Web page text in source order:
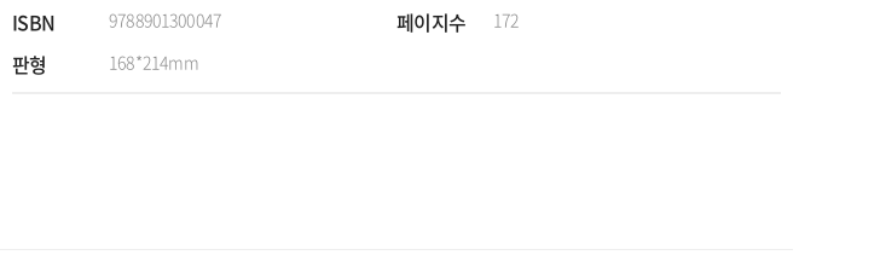
ISBN 9788901300047 페이지수 172
판형 168*214mm